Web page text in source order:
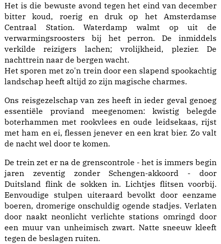
Het is die bewuste avond tegen het eind van december
bitter koud, roerig en druk op het Amsterdamse
Centraal Station. Waterdamp walmt op uit de
verwarmingsroosters bij het perron. De inmiddels
verkilde reizigers lachen; vrolijkheid, plezier. De
nachttrein naar de bergen wacht.
Het sporen met zo'n trein door een slapend spookachtig
landschap heeft altijd zo zijn magische charmes.
Ons reisgezelschap van zes heeft in ieder geval genoeg
essentiële proviand meegenomen: kwistig belegde
boterhammen met rookvlees en oude leidsekaas, rijst
met ham en ei, flessen jenever en een krat bier. Zo valt
de nacht wel door te komen.
De trein zet er na de grenscontrole - het is immers begin
jaren zeventig zonder Schengen-akkoord - door
Duitsland flink de sokken in. Lichtjes flitsen voorbij.
Eenvoudige stulpen uiteraard bevolkt door eenzame
boeren, dromerige onschuldig ogende stadjes. Verlaten
door naakt neonlicht verlichte stations omringd door
een muur van unheimisch zwart. Natte sneeuw kleeft
tegen de beslagen ruiten.